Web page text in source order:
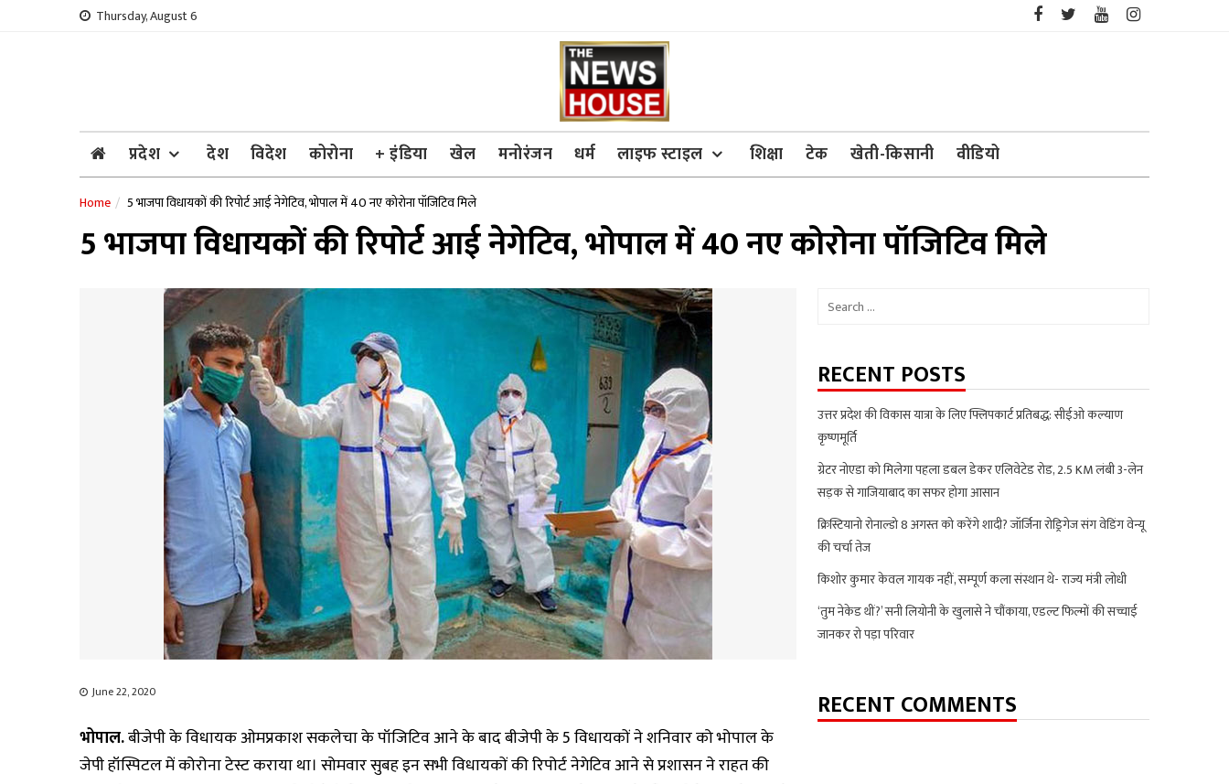
Thursday, August 6
प्रदेश देश विदेश कोरोना + इंडिया खेल मनोरंजन धर्म लाइफ स्टाइल शिक्षा टेक खेती-किसानी वीडियो
Home 5 भाजपा विधायकों की रिपोर्ट आई नेगेटिव, भोपाल में 40 नए कोरोना पॉजिटिव मिले
5 भाजपा विधायकों की रिपोर्ट आई नेगेटिव, भोपाल में 40 नए कोरोना पॉजिटिव मिले
June 22, 2020
भोपाल.बीजेपी के विधायक ओमप्रकाश सकलेचा के पॉजिटिव आने के बाद बीजेपी के 5 विधायकों ने शनिवार को भोपाल के
जेपी हॉस्पिटल में कोरोना टेस्ट कराया था। सोमवार सुबह इन सभी विधायकों की रिपोर्ट नेगेटिव आने से प्रशासन ने राहत की
Search
RECENT POSTS
उत्तर प्रदेश की विकास यात्रा के लिए फ्लिपकार्ट प्रतिबद्ध: सीईओ कल्याण
कृष्णमूर्ति
ग्रेटर नोएडा को मिलेगा पहला डबल डेकर एलिवेटेड रोड, 2.5 KM लंबी 3-लेन
सड़क से गाजियाबाद का सफर होगा आसान
क्रिस्टियानो रोनाल्डो 8 अगस्त को करेंगे शादी? जॉर्जिना रोड्रिगेज संग वेडिंग वेन्यू
की चर्चा तेज
किशोर कुमार केवल गायक नहीं, सम्पूर्ण कला संस्थान थे- राज्य मंत्री लोधी
‘तुम नेकेड थीं?’ सनी लियोनी के खुलासे ने चौंकाया, एडल्ट फिल्मों की सच्चाई
जानकर रो पड़ा परिवार
RECENT COMMENTS